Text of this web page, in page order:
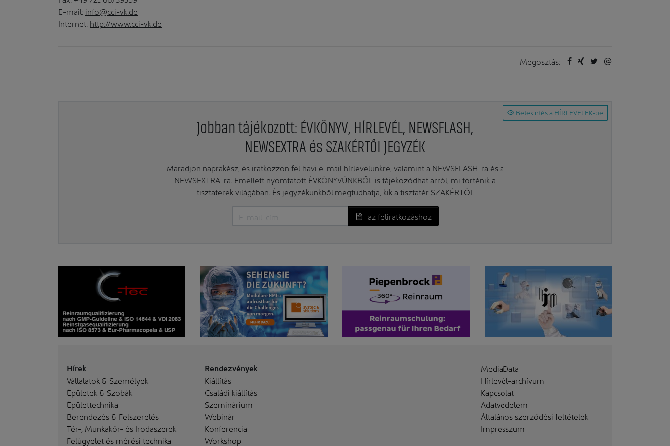
E-mail: info@cci-vk.de
Internet: http://www.cci-vk.de
Megosztás:
Betekintés a HÍRLEVELEK-be
Jobban tájékozott: ÉVKÖNYV, HÍRLEVÉL, NEWSFLASH,
NEWSEXTRA és SZAKÉRTŐI JEGYZÉK
Maradjon naprakész, és iratkozzon fel havi e-mail hírlevelünkre, valamint a NEWSFLASH-ra és a
NEWSEXTRA-ra. Emellett nyomtatott ÉVKÖNYVÜNKBŐL is tájékozódhat arról, mi történik a
tisztaterek világában. És jegyzékünkből megtudhatja, kik a tisztatér SZAKÉRTŐI.
az feliratkozáshoz
Hírek
Vállalatok & Személyek
Épületek & Szobák
Épülettechnika
Berendezés & Felszerelés
Tér-, Munkakör- és Irodaszerek
Felügyelet és mérési technika
Rendezvények
Kiállítás
Családi kiállítás
Szeminárium
Webinár
Konferencia
Workshop
MediaData
Hírlevél-archívum
Kapcsolat
Adatvédelem
Általános szerződési feltételek
Impresszum